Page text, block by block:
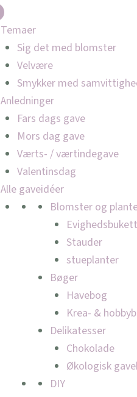
Temaer
Sig det med blomster
Velvære
Smykker med
Anledninger
Fars dags gave
Mors dag gave
Værts- / værtindegave
Valentinsdag
Alle gaveidéer
Blomster og
Stauder
stueplanter
Bøger
Havebog
Krea- &
Delikatesser
Chokolade
Økologisk
DIY